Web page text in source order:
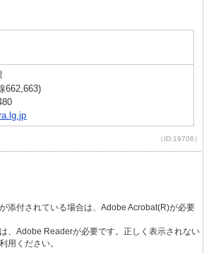
662,663)
（ID:19706）
添付されている場合は、Adobe Acrobat(R)が必要
、Adobe Readerが必要です。正しく表示されない
用ください。